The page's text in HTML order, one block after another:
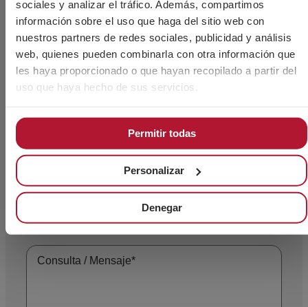
sociales y analizar el tráfico. Además, compartimos
información sobre el uso que haga del sitio web con
nuestros partners de redes sociales, publicidad y análisis
web, quienes pueden combinarla con otra información que
les haya proporcionado o que hayan recopilado a partir del
uso que haya hecho de sus servicios.
Permitir todas
Personalizar
Denegar
desde envases de gran capacidad y mejorar la organización en entornos de
producción.
¿Necesitas más información?